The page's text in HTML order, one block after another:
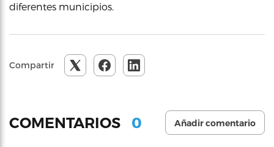
diferentes municipios.
Compartir
COMENTARIOS 0 Añadir comentario